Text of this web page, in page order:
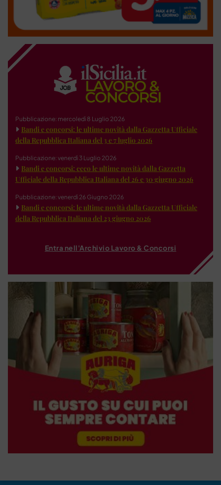
Pubblicazione: mercoledì 8 Luglio 2026
Bandi e concorsi: le ultime novità dalla Gazzetta Ufficiale
della Repubblica Italiana del 3 e 7 luglio 2026
Pubblicazione: venerdì 3 Luglio 2026
Bandi e concorsi: ecco le ultime novità dalla Gazzetta
Ufficiale della Repubblica Italiana del 26 e 30 giugno 2026
Pubblicazione: venerdì 26 Giugno 2026
Bandi e concorsi: le ultime novità dalla Gazzetta Ufficiale
della Repubblica Italiana del 23 giugno 2026
Entra nell'Archivio Lavoro & Concorsi